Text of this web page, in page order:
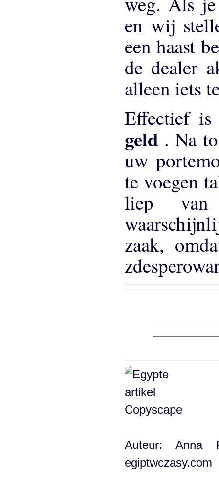
en wij
een haast
de dealer
alleen iets
Effectief
geld . Na
uw
te voegen
liep van
zaak,
Auteur: Anna
egiptwczasy.com